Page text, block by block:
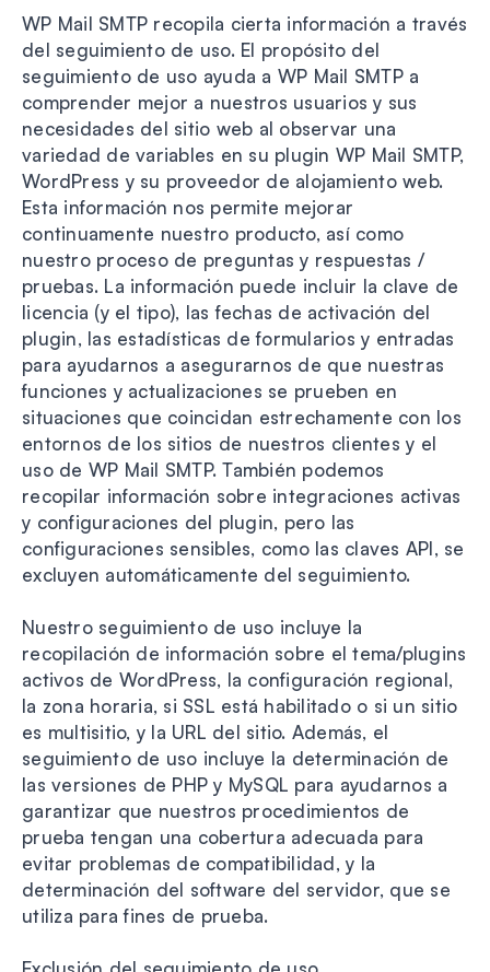
WP Mail SMTP recopila cierta información a través
del seguimiento de uso. El propósito del
seguimiento de uso ayuda a WP Mail SMTP a
comprender mejor a nuestros usuarios y sus
necesidades del sitio web al observar una
variedad de variables en su plugin WP Mail SMTP,
WordPress y su proveedor de alojamiento web.
Esta información nos permite mejorar
continuamente nuestro producto, así como
nuestro proceso de preguntas y respuestas /
pruebas. La información puede incluir la clave de
licencia (y el tipo), las fechas de activación del
plugin, las estadísticas de formularios y entradas
para ayudarnos a asegurarnos de que nuestras
funciones y actualizaciones se prueben en
situaciones que coincidan estrechamente con los
entornos de los sitios de nuestros clientes y el
uso de WP Mail SMTP. También podemos
recopilar información sobre integraciones activas
y configuraciones del plugin, pero las
configuraciones sensibles, como las claves API, se
excluyen automáticamente del seguimiento.
Nuestro seguimiento de uso incluye la
recopilación de información sobre el tema/plugins
activos de WordPress, la configuración regional,
la zona horaria, si SSL está habilitado o si un sitio
es multisitio, y la URL del sitio. Además, el
seguimiento de uso incluye la determinación de
las versiones de PHP y MySQL para ayudarnos a
garantizar que nuestros procedimientos de
prueba tengan una cobertura adecuada para
evitar problemas de compatibilidad, y la
determinación del software del servidor, que se
utiliza para fines de prueba.